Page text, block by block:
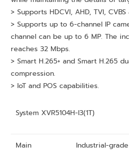
> Supports HDCVI, AHD, TVI,
> Supports up to 6-channel IP
channel can be up to 6 MP. The
reaches 32 Mbps.
> Smart H.265+ and Smart H.265
compression.
> IoT and POS capabilities.
System XVR5104H-I3(1T)
Main
Industrial-